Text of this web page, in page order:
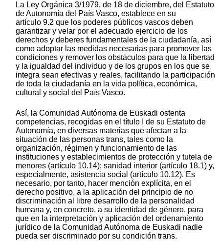
La Ley Orgánica 3/1979, de 18 de diciembre, del Estatuto
de Autonomía del País Vasco, establece en su
artículo 9.2 que los poderes públicos vascos deben
garantizar y velar por el adecuado ejercicio de los
derechos y deberes fundamentales de la ciudadanía, así
como adoptar las medidas necesarias para promover las
condiciones y remover los obstáculos para que la libertad
y la igualdad del individuo y de los grupos en los que se
integra sean efectivas y reales, facilitando la participación
de toda la ciudadanía en la vida política, económica,
cultural y social del País Vasco.
Así, la Comunidad Autónoma de Euskadi ostenta
competencias, recogidas en el título I de su Estatuto de
Autonomía, en diversas materias que afectan a la
situación de las personas trans, tales como la
organización, régimen y funcionamiento de las
instituciones y establecimientos de protección y tutela de
menores (artículo 10.14); sanidad interior (artículo 18.1) y,
especialmente, asistencia social (artículo 10.12). Es
necesario, por tanto, hacer mención explícita, en el
derecho positivo, a la aplicación del principio de no
discriminación al libre desarrollo de la personalidad
humana y, en concreto, a su identidad de género, para
que en la interpretación y aplicación del ordenamiento
jurídico de la Comunidad Autónoma de Euskadi nadie
pueda ser discriminado por su condición trans.